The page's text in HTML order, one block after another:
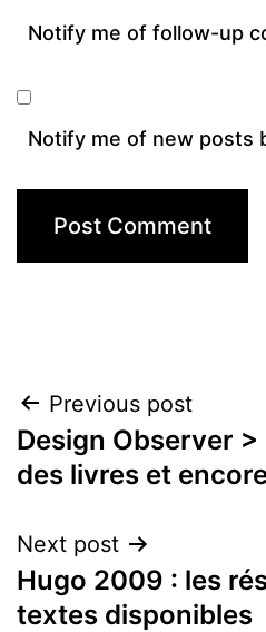
Notify me of follow-up
Notify me of new posts
Post
navigation
Previous post
Design Observer
des livres et
Next post
Hugo 2009 : les
textes disponibles